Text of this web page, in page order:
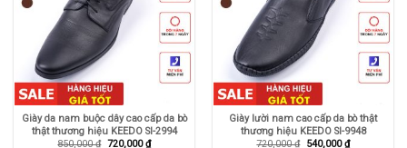
Giày da nam buộc dây cao cấp da bò
thật thương hiệu KEEDO SI-2994
850,000₫ Giá
720,000₫Giá
Giày lười nam cao cấp da bò thật
thương hiệu KEEDO SI-9948
720,000₫ Giá
540,000₫Giá